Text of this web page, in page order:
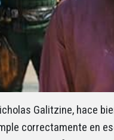
Galitzine, hace
correctamente en